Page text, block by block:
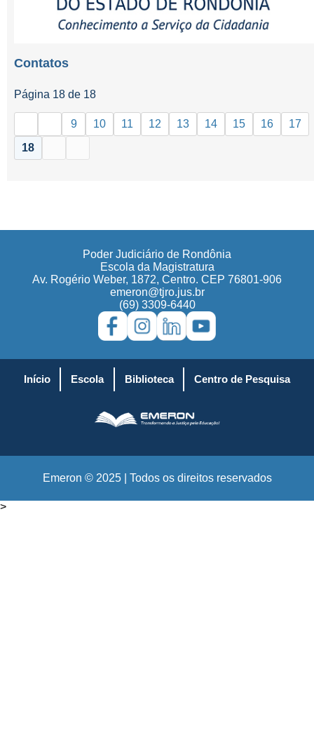
Contatos
Página 18 de 18
9 10 11 12 13 14 15 16
17
18
Poder Judiciário de Rondônia
Escola da Magistratura
Av. Rogério Weber, 1872, Centro. CEP 76801-906
emeron@tjro.jus.br
(69) 3309-6440
Início Escola Biblioteca Centro de Pesquisa
Emeron © 2025 | Todos os direitos reservados
>